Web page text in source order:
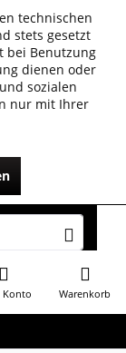
technischen
stets gesetzt
bei Benutzung
dienen oder
sozialen
nur mit Ihrer
Warenkorb
Konto